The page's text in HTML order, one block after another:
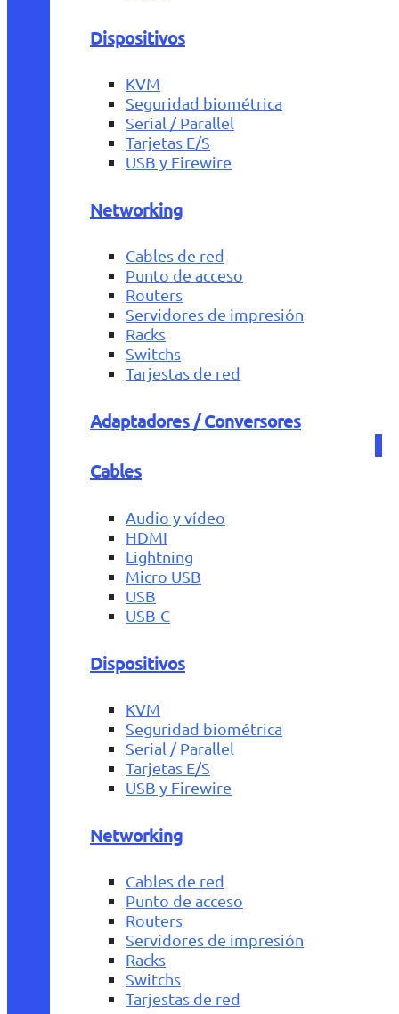
Dispositivos
KVM
Seguridad biométrica
Serial / Parallel
Tarjetas E/S
USB y Firewire
Networking
Cables de red
Punto de acceso
Routers
Servidores de impresión
Racks
Switchs
Tarjestas de red
Adaptadores / Conversores
Cables
Audio y vídeo
HDMI
Lightning
Micro USB
USB
USB-C
Dispositivos
KVM
Seguridad biométrica
Serial / Parallel
Tarjetas E/S
USB y Firewire
Networking
Cables de red
Punto de acceso
Routers
Servidores de impresión
Racks
Switchs
Tarjestas de red